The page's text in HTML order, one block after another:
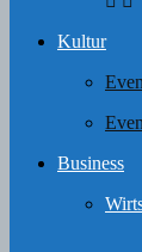
Kultur
Business